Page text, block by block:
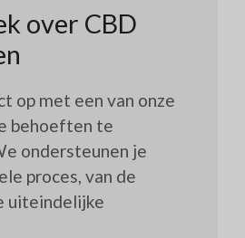
over CBD
op met een van onze
behoeften te
ondersteunen je
proces, van de
uiteindelijke